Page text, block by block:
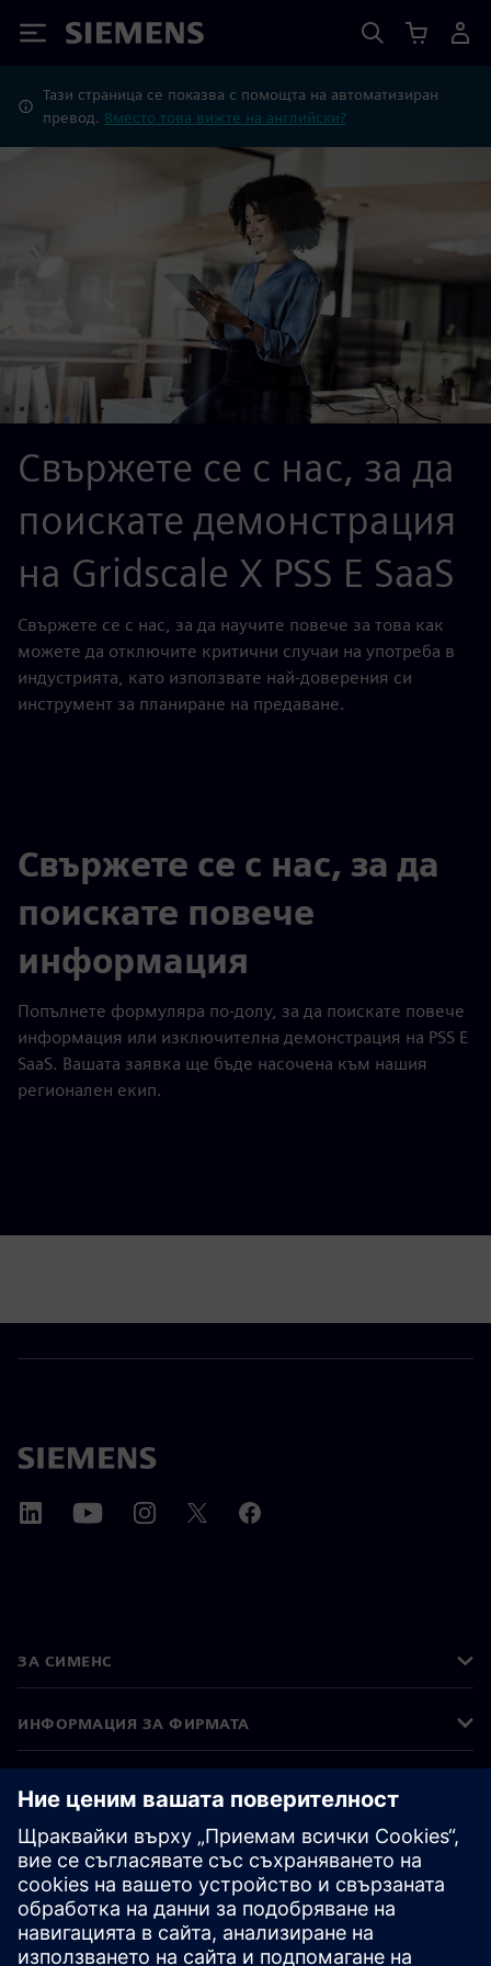
Siemens
Тази страница се показва с помощта на автоматизиран
превод. Вместо това вижте на английски?
Свържете се с нас, за да
поискате демонстрация
на Gridscale X PSS E SaaS
Свържете се с нас, за да научите повече за това как
можете да отключите критични случаи на употреба в
индустрията, като използвате най-доверения си
инструмент за планиране на предаване.
Свържете се с нас, за да
поискате повече
информация
Попълнете формуляра по-долу, за да поискате повече
информация или изключителна демонстрация на PSS E
SaaS. Вашата заявка ще бъде насочена към нашия
регионален екип.
ЗА СИМЕНС
ИНФОРМАЦИЯ ЗА ФИРМАТА
КАРИЕРИ
©Siemens2026